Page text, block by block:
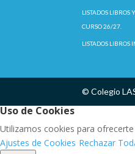
LISTADOS
CURSO 26/27.
LISTADOS LIBROS
© Colegio
Uso de Cookies
Utilizamos cookies para
Ajustes de Cookies Rechazar